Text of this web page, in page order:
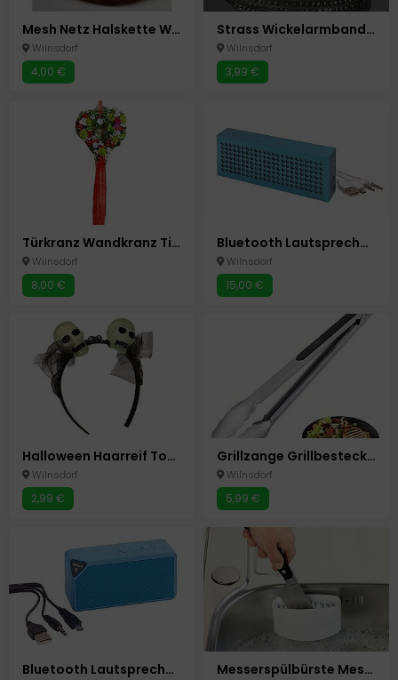
Mesh Netz Halskette Wickelarmband 6Farben
Wilnsdorf
4,00 €
Strass Wickelarmband Lederoptik weiß - grau
Wilnsdorf
3,99 €
Türkranz Wandkranz Tischkranz Blumen Neu Herz
Wilnsdorf
8,00 €
Bluetooth Lautsprecher Box Speaker "Brick " Blau Neu
Wilnsdorf
15,00 €
Halloween Haarreif Totenkopf Nachleuchtende Totenköpfe Glow in the Dark Karneval
Wilnsdorf
2,99 €
Grillzange Grillbesteck Grillen Grill Zange 40 cm
Wilnsdorf
5,99 €
Bluetooth Lautsprecher Box " Cuboid " Blau Neu Speaker Messerspülbürste Messer Besteck Spezial Reinigungs Bürste Spülbürste Neu